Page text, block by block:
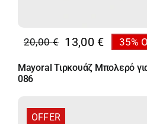
20,00€
Original
price
was:
13,00 €
Η
τρέχουσα
τιμή
13,00 €.
35%
Mayoral Τιρκουάζ Μπολερό
086
OFFER